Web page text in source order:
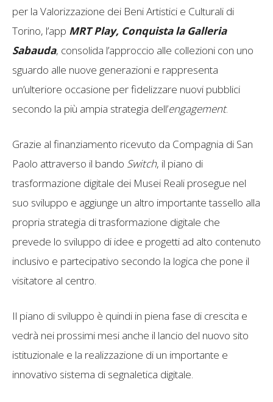
per la Valorizzazione dei Beni Artistici e Culturali di
Torino, l’app MRT Play, Conquista la Galleria
Sabauda, consolida l’approccio alle collezioni con uno
sguardo alle nuove generazioni e rappresenta
un’ulteriore occasione per fidelizzare nuovi pubblici
secondo la più ampia strategia dell’engagement.
Grazie al finanziamento ricevuto da Compagnia di San
Paolo attraverso il bando Switch, il piano di
trasformazione digitale dei Musei Reali prosegue nel
suo sviluppo e aggiunge un altro importante tassello alla
propria strategia di trasformazione digitale che
prevede lo sviluppo di idee e progetti ad alto contenuto
inclusivo e partecipativo secondo la logica che pone il
visitatore al centro.
Il piano di sviluppo è quindi in piena fase di crescita e
vedrà nei prossimi mesi anche il lancio del nuovo sito
istituzionale e la realizzazione di un importante e
innovativo sistema di segnaletica digitale.